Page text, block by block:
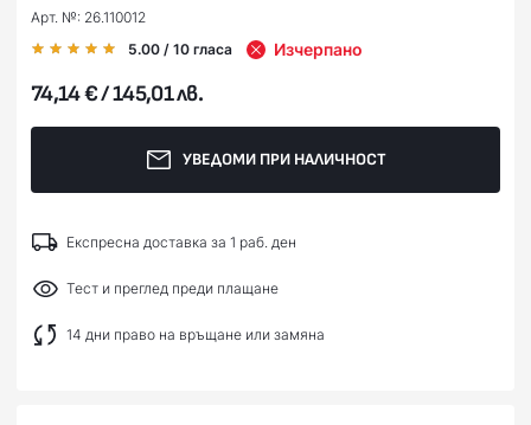
Арт. №: 26.110012
5.00 / 10 гласа Изчерпано
74,14 € / 145,01 лв.
УВЕДОМИ ПРИ НАЛИЧНОСТ
Експресна доставка за 1 раб. ден
Тест и преглед преди плащане
14 дни право на връщане или замяна